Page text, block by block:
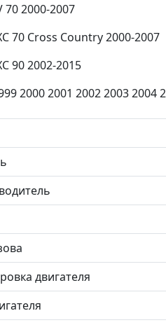
70 2000-2007
70 Cross Country 2000-2007
90 2002-2015
2000 2001 2002 2003 2004
двигателя